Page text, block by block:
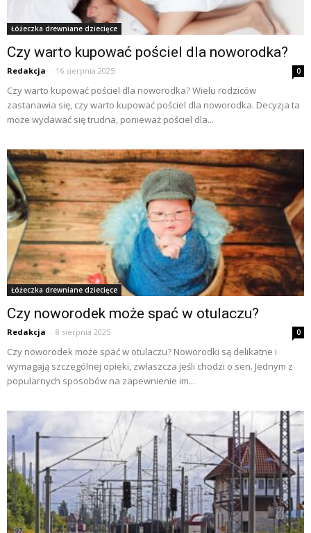
Łóżeczka drewniane dziecięce
Czy warto kupować pościel dla noworodka?
Redakcja - 16 sierpnia 2025 0
Czy warto kupować pościel dla noworodka? Wielu rodziców
zastanawia się, czy warto kupować pościel dla noworodka. Decyzja ta
może wydawać się trudna, ponieważ pościel dla...
Łóżeczka drewniane dziecięce
Czy noworodek może spać w otulaczu?
Redakcja - 8 sierpnia 2025 0
Czy noworodek może spać w otulaczu? Noworodki są delikatne i
wymagają szczególnej opieki, zwłaszcza jeśli chodzi o sen. Jednym z
popularnych sposobów na zapewnienie im...